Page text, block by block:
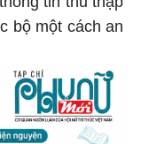
bộ một cách an